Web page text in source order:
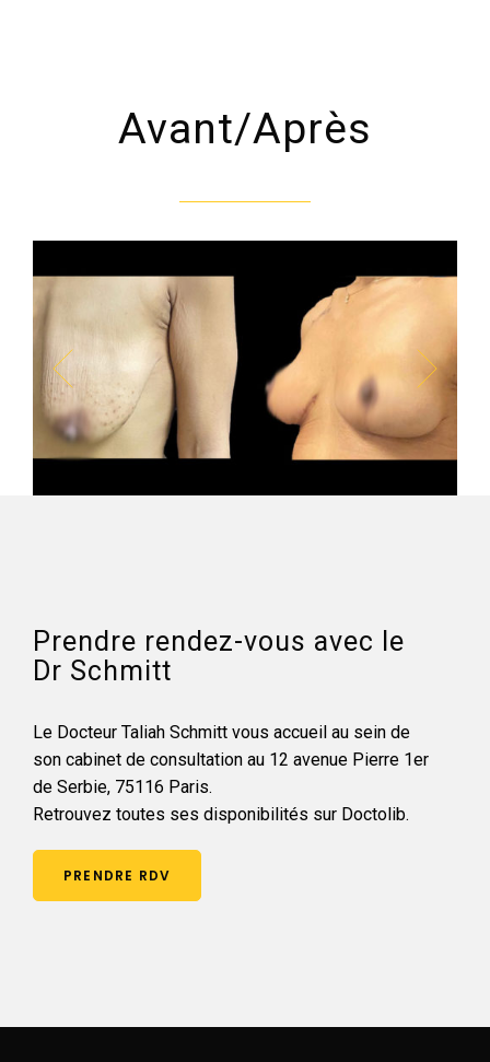
Avant/Après
Prendre rendez-vous avec le
Dr Schmitt
Le Docteur Taliah Schmitt vous accueil au sein de
son cabinet de consultation au 12 avenue Pierre 1er
de Serbie, 75116 Paris.
Retrouvez toutes ses disponibilités sur Doctolib.
PRENDRE RDV